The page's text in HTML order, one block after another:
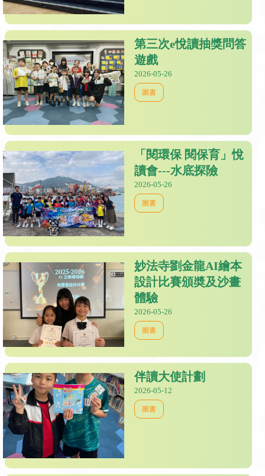
第三次e悅讀抽獎問答
遊戲
2026-05-26
圖書
「閱環保 閱保育」悅
讀會---水底探險
2026-05-26
圖書
妙法寺劉金龍AI繪本
設計比賽頒奬及沙畫
體驗
2026-05-26
圖書
伴讀大使計劃
2026-05-12
圖書